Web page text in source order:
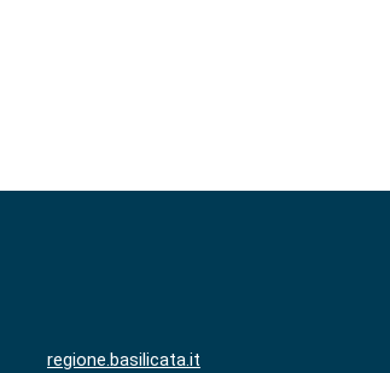
regione.basilicata.it